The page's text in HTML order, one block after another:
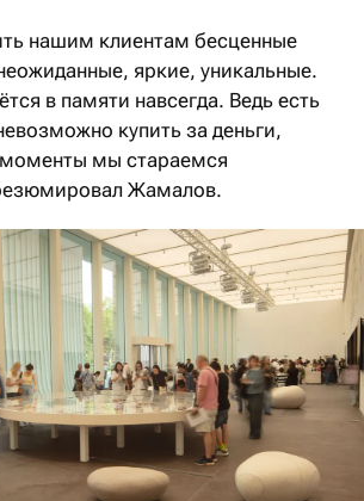
нашим клиентам бесценные
яркие, уникальные.
в памяти навсегда. Ведь есть
купить за деньги,
мы стараемся
Жамалов.